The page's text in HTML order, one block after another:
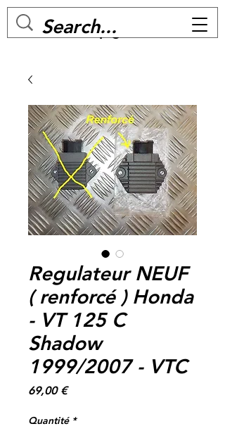
MC BIKE Perpignan
Regulateur NEUF
( renforcé ) Honda
- VT 125 C
Shadow
1999/2007 - VTC
69,00 €Prix
Quantité *